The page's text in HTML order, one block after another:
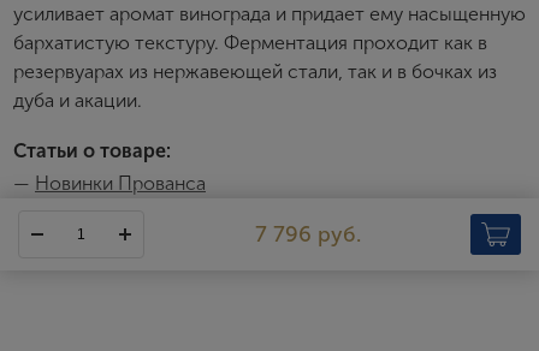
усиливает аромат винограда и придает ему насыщенную
бархатистую текстуру. Ферментация проходит как в
резервуарах из нержавеющей стали, так и в бочках из
дуба и акации.
Статьи о товаре:
— Новинки Прованса
7 796 руб.